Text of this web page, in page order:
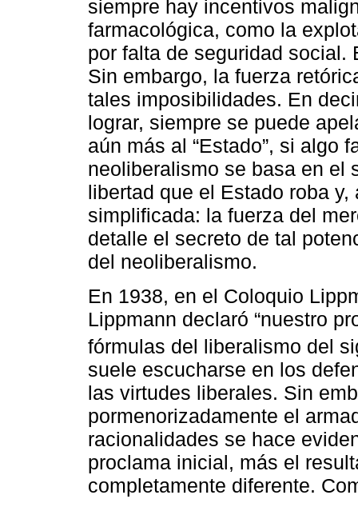
siempre hay incentivos
farmacológica, como la
por falta de seguridad social.
Sin embargo, la fuerza
tales imposibilidades. En
lograr, siempre se puede
aún más al “Estado”, si algo
neoliberalismo se basa en el
libertad que el Estado roba
simplificada: la fuerza del
detalle el secreto de tal
del neoliberalismo.
En 1938, en el Coloquio
Lippmann declaró “nuestro
fórmulas del liberalismo del
suele escucharse en los
las virtudes liberales. Sin
pormenorizadamente el
racionalidades se hace
proclama inicial, más el
completamente diferente.